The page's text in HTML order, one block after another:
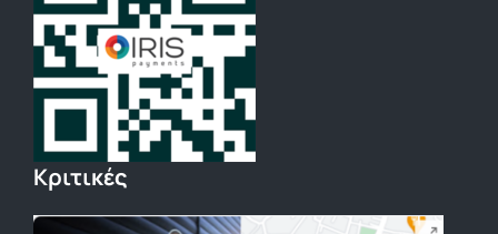
Κριτικές